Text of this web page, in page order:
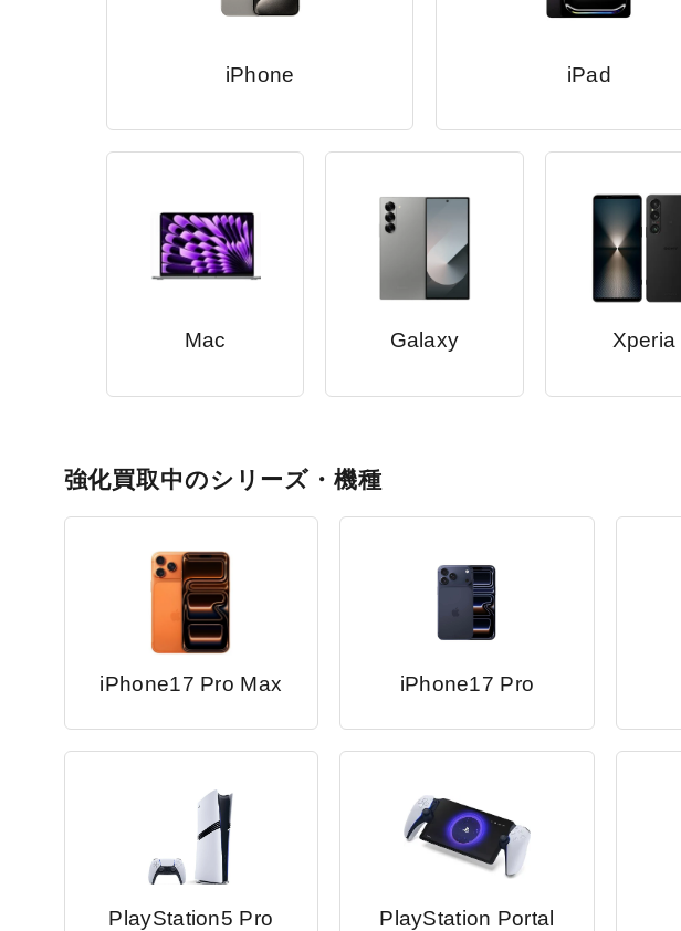
iPhone iPad
Mac Galaxy Xperia
強化買取中のシリーズ・機種
iPhone17 Pro Max iPhone17 Pro
PlayStation5 Pro PlayStation Portal